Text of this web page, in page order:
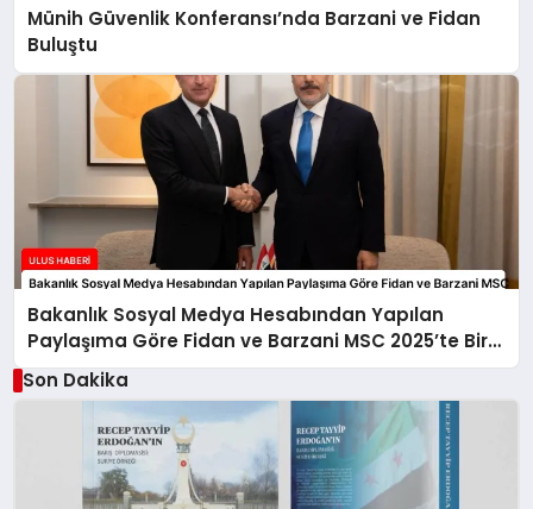
Münih Güvenlik Konferansı’nda Barzani ve Fidan
Buluştu
Bakanlık Sosyal Medya Hesabından Yapılan
Paylaşıma Göre Fidan ve Barzani MSC 2025’te Bir
Araya Geldi
Son Dakika